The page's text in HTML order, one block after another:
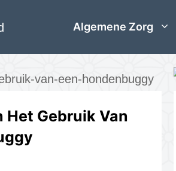
Algemene Zorg
Het Gebruik Van